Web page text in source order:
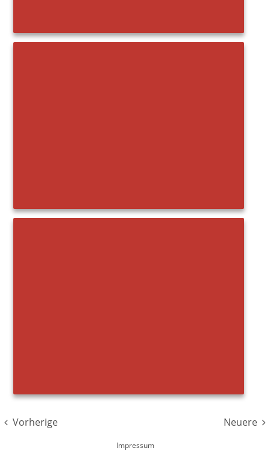
Vorherige Neuere
Impressum